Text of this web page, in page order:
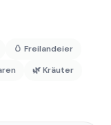
🥚 Freilandeier
🌿 Kräuter